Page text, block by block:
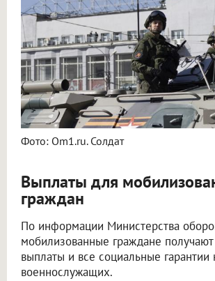
Фото: Om1.ru. Солдат
Выплаты для
граждан
По информации Министерства
мобилизованные граждане получают
выплаты и все социальные гарантии
военнослужащих.